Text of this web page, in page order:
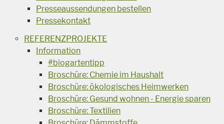
Presseaussendungen bestellen
Pressekontakt
REFERENZPROJEKTE
Information
#biogartentipp
Broschüre: Chemie im Haushalt
Broschüre: ökologisches Heimwerken
Broschüre: Gesund wohnen - Energie sparen
Broschüre: Textilien